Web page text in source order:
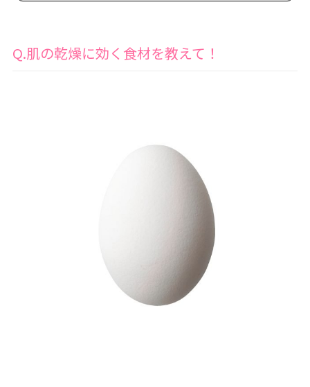
Q.肌の乾燥に効く食材を教えて！